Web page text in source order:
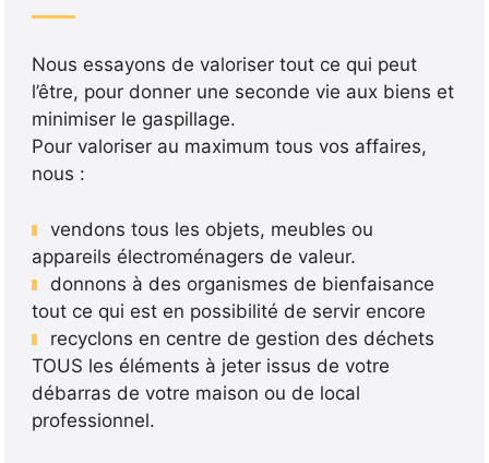
Nous essayons de valoriser tout ce qui peut
l’être, pour donner une seconde vie aux biens et
minimiser le gaspillage.
Pour valoriser au maximum tous vos affaires,
nous :
vendons tous les objets, meubles ou
appareils électroménagers de valeur.
donnons à des organismes de bienfaisance
tout ce qui est en possibilité de servir encore
recyclons en centre de gestion des déchets
TOUS les éléments à jeter issus de votre
débarras de votre maison ou de local
professionnel.